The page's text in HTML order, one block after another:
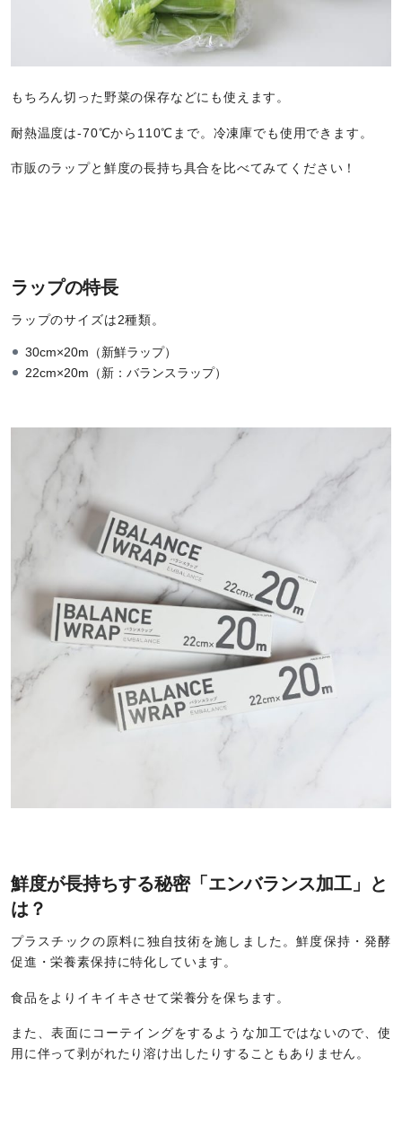
もちろん切った野菜の保存などにも使えます。
耐熱温度は-70℃から110℃まで。冷凍庫でも使用できます。
市販のラップと鮮度の長持ち具合を比べてみてください！
ラップの特長
ラップのサイズは2種類。
30cm×20m（新鮮ラップ）
22cm×20m（新：バランスラップ）
鮮度が長持ちする秘密「エンバランス加工」と
は？
プラスチックの原料に独自技術を施しました。鮮度保持・発酵
促進・栄養素保持に特化しています。
食品をよりイキイキさせて栄養分を保ちます。
また、表面にコーテイングをするような加工ではないので、使
用に伴って剥がれたり溶け出したりすることもありません。